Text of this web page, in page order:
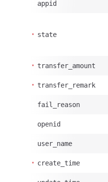
appid
state
transfer_amount
transfer_remark
fail_reason
openid
user_name
create_time